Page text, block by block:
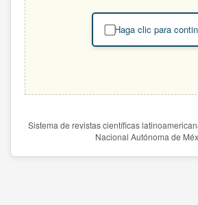
Haga clic para
Sistema de revistas científicas
Nacional Autónoma de